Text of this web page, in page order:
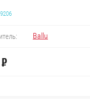
Ballu
₽